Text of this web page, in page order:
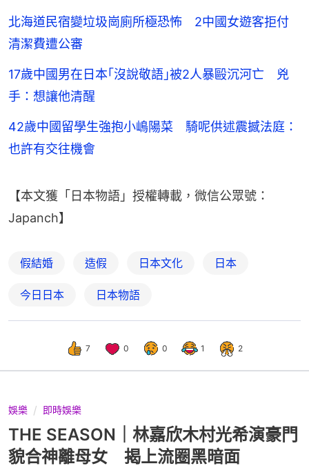
北海道民宿變垃圾崗廁所極恐怖 2中國女遊客拒付
清潔費遭公審
17歲中國男在日本｢沒說敬語｣被2人暴毆沉河亡 兇
手：想讓他清醒
42歲中國留學生強抱小嶋陽菜 騎呢供述震撼法庭：
也許有交往機會
【本文獲「日本物語」授權轉載，微信公眾號：
Japanch】
假結婚 造假 日本文化 日本
今日日本 日本物語
7 0 0 1 2
娛樂 即時娛樂
THE SEASON｜林嘉欣木村光希演豪門
貌合神離母女 揭上流圈黑暗面